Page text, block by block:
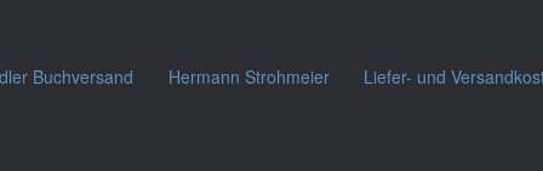
Buchversand Hermann Strohmeier Liefer- und